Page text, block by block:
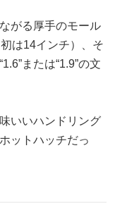
がる厚手のモール
は14インチ）、そ
または“1.9”の文
いいハンドリング
ットハッチだっ